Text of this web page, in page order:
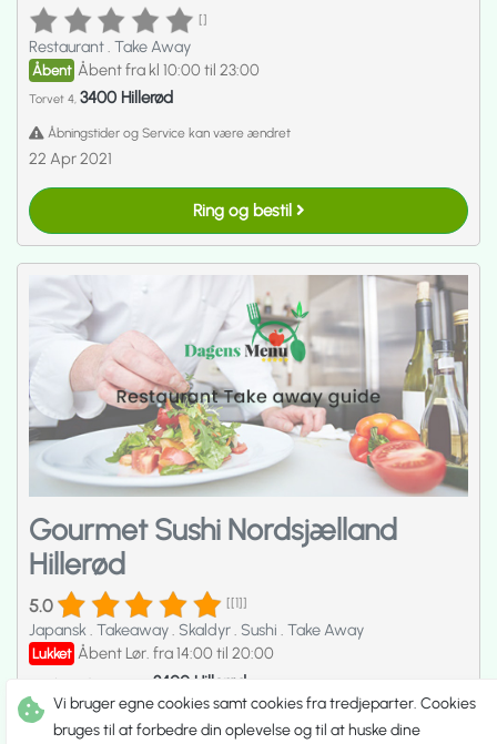
[]
Restaurant. Take Away
Åbent Åbent fra kl 10:00 til 23:00
Torvet 4, 3400 Hillerød
Åbningstider og Service kan være ændret
22 Apr 2021
Ring og bestil
Gourmet Sushi Nordsjælland
Hillerød
5.0 [[1]]
Japansk. Takeaway. Skaldyr. Sushi . Take Away
Lukket Åbent Lør. fra 14:00 til 20:00
Søndrejernbanevej 3B, 3400 Hillerød
Åbningstider og Service kan være ændret
Vi bruger egne cookies samt cookies fra tredjeparter. Cookies
bruges til at forbedre din oplevelse og til at huske dine